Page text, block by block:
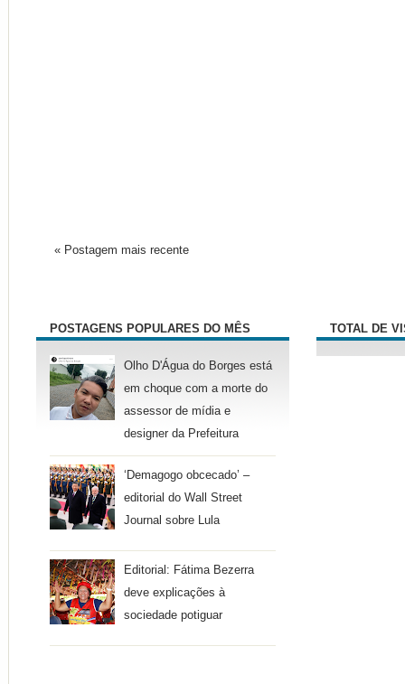
« Postagem mais recente
POSTAGENS POPULARES DO MÊS
Olho D'Água do Borges está
em choque com a morte do
assessor de mídia e
designer da Prefeitura
‘Demagogo obcecado’ –
editorial do Wall Street
Journal sobre Lula
Editorial: Fátima Bezerra
deve explicações à
sociedade potiguar
TOTAL DE